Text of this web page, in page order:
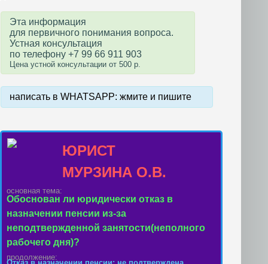
Эта информация
для первичного понимания вопроса.
Устная консультация
по телефону +7 99 66 911 903
Цена устной консультации от 500 р.
написать в WHATSAPP: жмите и пишите
ЮРИСТ
МУРЗИНА О.В.
основная тема:
Обоснован ли юридически отказ в
назначении пенсии из-за
неподтвержденной занятости(неполного
рабочего дня)?
продолжение: